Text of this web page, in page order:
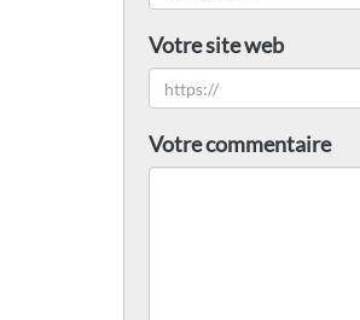
Votre site web
Votre commentaire